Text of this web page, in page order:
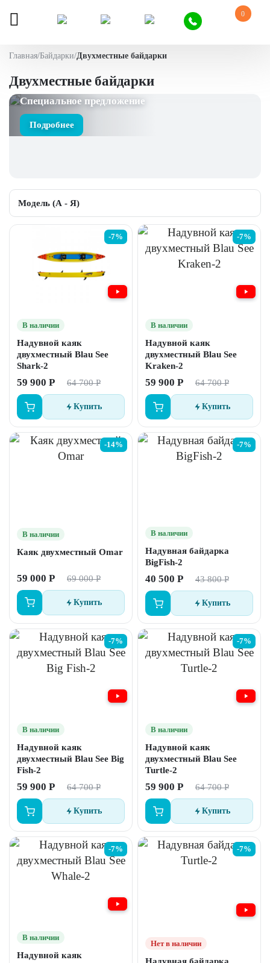
0
Главная/Байдарки/Двухместные байдарки
Двухместные байдарки
Специальное предложение
Подробнее
-7%
В наличии
Надувной каяк
двухместный Blau See
Shark-2
59 900 Р 64 700 Р
Купить
-7%
В наличии
Надувной каяк
двухместный Blau See
Kraken-2
59 900 Р 64 700 Р
Купить
-14%
В наличии
Каяк двухместный Omar
59 000 Р 69 000 Р
Купить
-7%
В наличии
Надувная байдарка
BigFish-2
40 500 Р 43 800 Р
Купить
-7%
В наличии
Надувной каяк
двухместный Blau See Big
Fish-2
59 900 Р 64 700 Р
Купить
-7%
В наличии
Надувной каяк
двухместный Blau See
Turtle-2
59 900 Р 64 700 Р
Купить
-7%
В наличии
Надувной каяк
-7%
Нет в наличии
Надувная байдарка